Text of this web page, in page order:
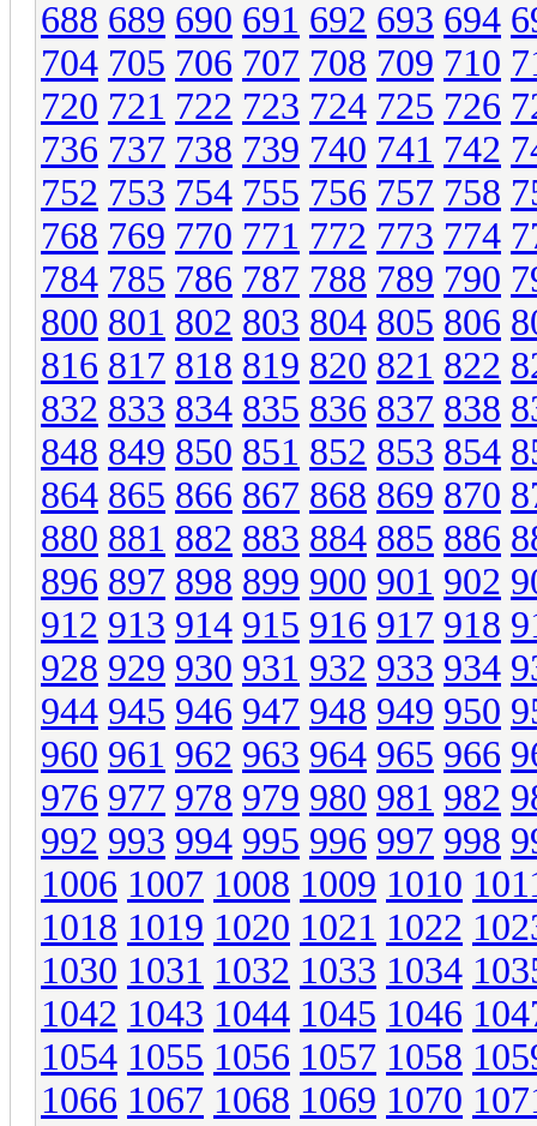
688 689 690 691 692 693 694
704 705 706 707 708 709 710
720 721 722 723 724 725 726
736 737 738 739 740 741 742
752 753 754 755 756 757 758
768 769 770 771 772 773 774
784 785 786 787 788 789 790
800 801 802 803 804 805 806
816 817 818 819 820 821 822
832 833 834 835 836 837 838
848 849 850 851 852 853 854
864 865 866 867 868 869 870
880 881 882 883 884 885 886
896 897 898 899 900 901 902
912 913 914 915 916 917 918
928 929 930 931 932 933 934
944 945 946 947 948 949 950
960 961 962 963 964 965 966
976 977 978 979 980 981 982
992 993 994 995 996 997 998
1006 1007 1008 1009 1010
1018 1019 1020 1021 1022
1030 1031 1032 1033 1034
1042 1043 1044 1045 1046
1054 1055 1056 1057 1058
1066 1067 1068 1069 1070